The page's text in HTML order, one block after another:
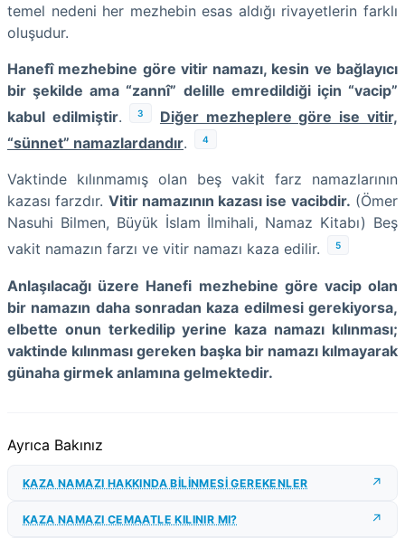
temel nedeni her mezhebin esas aldığı rivayetlerin farklı
oluşudur.
Hanefî mezhebine göre vitir namazı, kesin ve bağlayıcı
bir şekilde ama “zannî” delille emredildiği için “vacip”
kabul edilmiştir. 3
Diğer mezheplere göre ise vitir,
“sünnet” namazlardandır. 4
Vaktinde kılınmamış olan beş vakit farz namazlarının
kazası farzdır. Vitir namazının kazası ise vacibdir. (Ömer
Nasuhi Bilmen, Büyük İslam İlmihali, Namaz Kitabı) Beş
vakit namazın farzı ve vitir namazı kaza edilir.
5
Anlaşılacağı üzere Hanefi mezhebine göre vacip olan
bir namazın daha sonradan kaza edilmesi gerekiyorsa,
elbette onun terkedilip yerine kaza namazı kılınması;
vaktinde kılınması gereken başka bir namazı kılmayarak
günaha girmek anlamına gelmektedir.
Ayrıca Bakınız
KAZA NAMAZI HAKKINDA BİLİNMESİ GEREKENLER
KAZA NAMAZI CEMAATLE KILINIR MI?